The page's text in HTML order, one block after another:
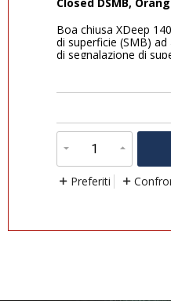
Boa chiusa XDeep
di superficie (SMB)
di segnalazione di
Preferiti